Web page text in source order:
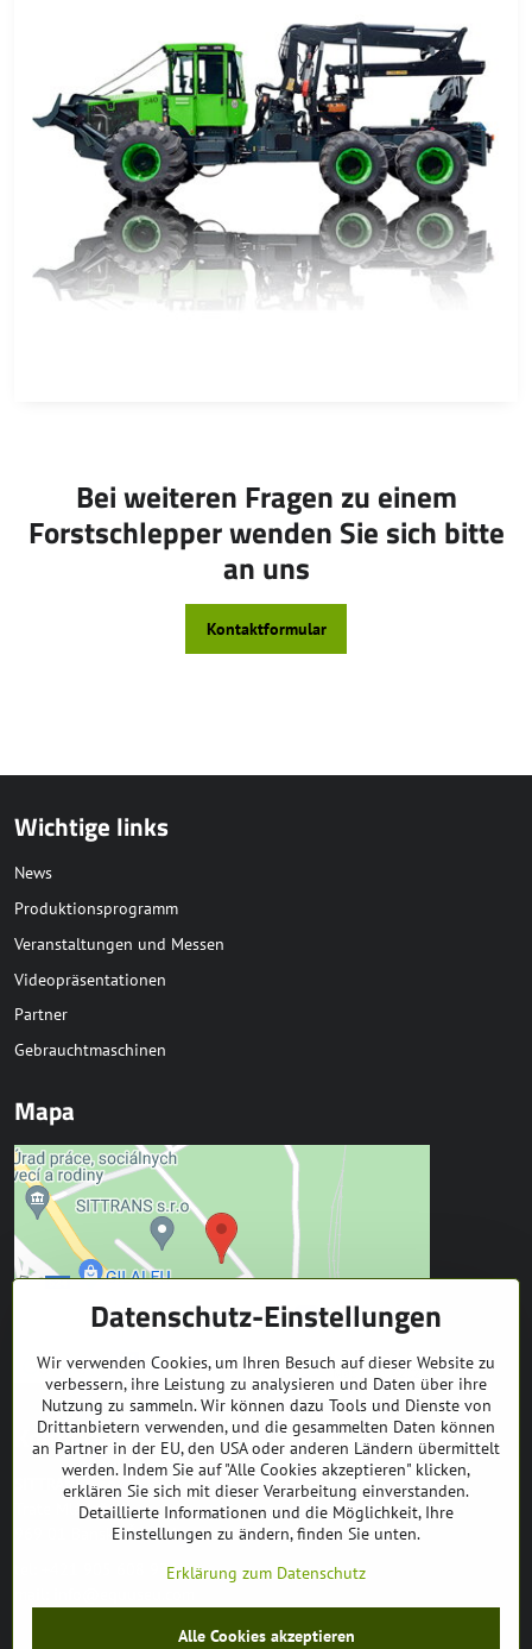
Bei weiteren Fragen zu einem
Forstschlepper wenden Sie sich bitte
an uns
Kontaktformular
Wichtige links
News
Produktionsprogramm
Veranstaltungen und Messen
Videopräsentationen
Partner
Gebrauchtmaschinen
Mapa
Kontakt
SITTRANS s.r.o.
Trate Mládeže 1
969 01 Banská Štiavnica
tel: +421 905 608 936
Datenschutz-Einstellungen
Wir verwenden Cookies, um Ihren Besuch auf dieser Website zu
verbessern, ihre Leistung zu analysieren und Daten über ihre
Nutzung zu sammeln. Wir können dazu Tools und Dienste von
Drittanbietern verwenden, und die gesammelten Daten können
an Partner in der EU, den USA oder anderen Ländern übermittelt
werden. Indem Sie auf "Alle Cookies akzeptieren" klicken,
erklären Sie sich mit dieser Verarbeitung einverstanden.
Detaillierte Informationen und die Möglichkeit, Ihre
Einstellungen zu ändern, finden Sie unten.
Erklärung zum Datenschutz
Alle Cookies akzeptieren